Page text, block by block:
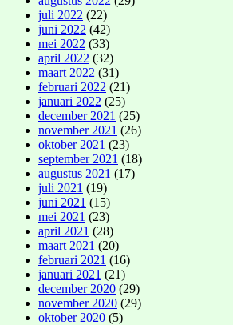
juli 2022 (22)
juni 2022 (42)
mei 2022 (33)
april 2022 (32)
maart 2022 (31)
februari 2022 (21)
januari 2022 (25)
december 2021 (25)
november 2021 (26)
oktober 2021 (23)
september 2021 (18)
augustus 2021 (17)
juli 2021 (19)
juni 2021 (15)
mei 2021 (23)
april 2021 (28)
maart 2021 (20)
februari 2021 (16)
januari 2021 (21)
december 2020 (29)
november 2020 (29)
oktober 2020 (5)